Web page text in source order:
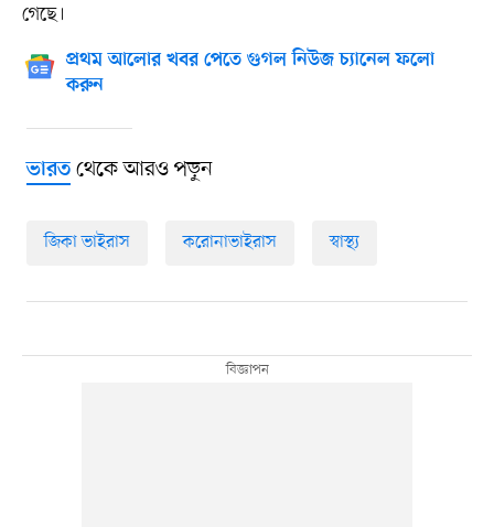
গেছে।
প্রথম আলোর খবর পেতে গুগল নিউজ চ্যানেল ফলো
করুন
ভারতথেকে আরও পড়ুন
জিকা ভাইরাস করোনাভাইরাস স্বাস্থ্য